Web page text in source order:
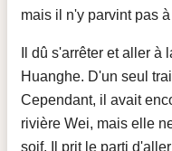
mais il n'y parvint pas
Il dû s'arrêter et aller
Huanghe. D'un seul
Cependant, il avait
rivière Wei, mais elle
soif. Il prit le parti